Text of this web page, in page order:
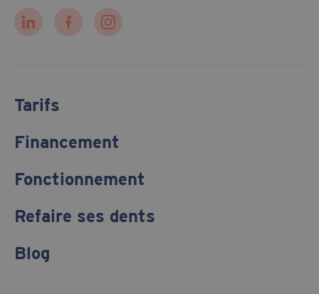
Tarifs
Financement
Fonctionnement
Refaire ses dents
Blog